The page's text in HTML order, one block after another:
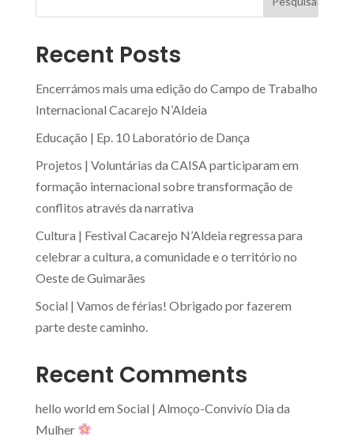
Recent Posts
Encerrámos mais uma edição do Campo de Trabalho
Internacional Cacarejo N’Aldeia
Educação | Ep. 10 Laboratório de Dança
Projetos | Voluntárias da CAISA participaram em
formação internacional sobre transformação de
conflitos através da narrativa
Cultura | Festival Cacarejo N’Aldeia regressa para
celebrar a cultura, a comunidade e o território no
Oeste de Guimarães
Social | Vamos de férias! Obrigado por fazerem
parte deste caminho.
Recent Comments
hello world em Social | Almoço-Convivío Dia da
Mulher